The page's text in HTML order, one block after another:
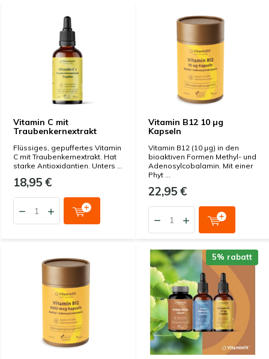
Vitamin C mit
Traubenkernextrakt
Flüssiges, gepuffertes Vitamin
C mit Traubenkernextrakt. Hat
starke Antioxidantien. Unters ...
18,95 €
Vitamin B12 10 µg
Kapseln
Vitamin B12 (10 µg) in den
bioaktiven Formen Methyl- und
Adenosylcobalamin. Mit einer
Phyt ...
22,95 €
5% rabatt